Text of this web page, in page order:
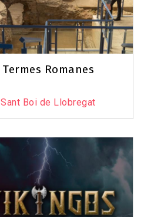
Termes Romanes
Sant Boi de Llobregat